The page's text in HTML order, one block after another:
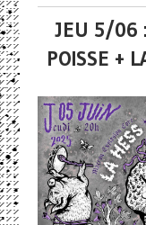
JEU 5/06
POISSE +